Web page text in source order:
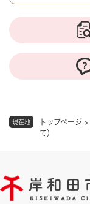
現在地 トップページ >
て）